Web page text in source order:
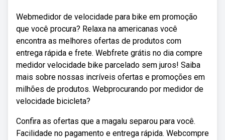
Webmedidor de velocidade para bike em promoção
que você procura? Relaxa na americanas você
encontra as melhores ofertas de produtos com
entrega rápida e frete. Webfrete grátis no dia compre
medidor velocidade bike parcelado sem juros! Saiba
mais sobre nossas incríveis ofertas e promoções em
milhões de produtos. Webprocurando por medidor de
velocidade bicicleta?
Confira as ofertas que a magalu separou para você.
Facilidade no pagamento e entrega rápida. Webcompre